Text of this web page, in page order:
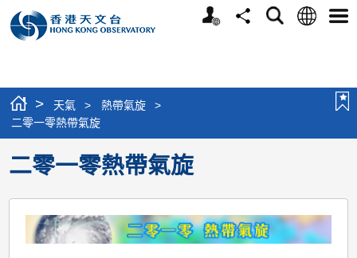
個
分
搜
語
選
> 天氣 > 熱帶氣旋
>
二零一零熱帶氣旋
二零一零熱帶氣旋